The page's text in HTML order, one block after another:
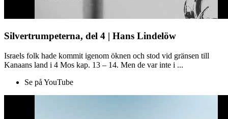
Silvertrumpeterna, del 4 | Hans Lindelöw
Israels folk hade kommit igenom öknen och stod vid gränsen till
Kanaans land i 4 Mos kap. 13 – 14. Men de var inte i ...
Se på YouTube